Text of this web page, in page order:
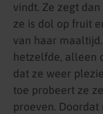
vindt. Ze zegt
ze is dol op fruit
van haar
hetzelfde, alleen
dat ze weer
toe probeert ze
proeven.